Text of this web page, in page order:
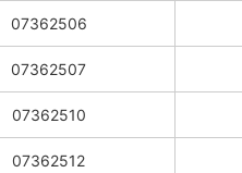
07362506
07362507
07362510
07362512